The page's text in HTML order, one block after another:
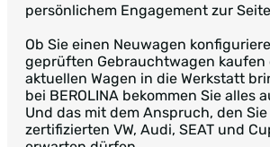
persönlichem Engagement zur
Ob Sie einen Neuwagen
geprüften Gebrauchtwagen kaufen
aktuellen Wagen in die Werkstatt
bei BEROLINA bekommen Sie alles
Und das mit dem Anspruch, den
zertifizierten VW, Audi, SEAT und